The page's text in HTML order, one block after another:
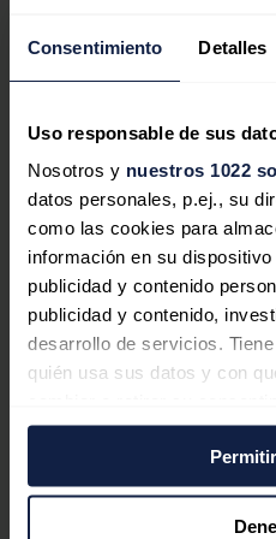
Consentimiento Detalles
Uso responsable de sus
Nosotros y nuestros 1022
datos personales, p.ej., su
como las cookies para
información en su
publicidad y contenido
publicidad y contenido,
desarrollo de servicios.
quién usa sus datos y con
momento desde la
el Menú de consentimiento.
Si lo permite, también
participación pública de
participación pública.
Noticias
El Gobierno
ahorro energético
eléctricas,
Sandra Acosta02/08/2026